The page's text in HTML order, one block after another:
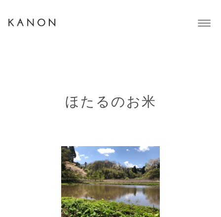
ほたるのお米